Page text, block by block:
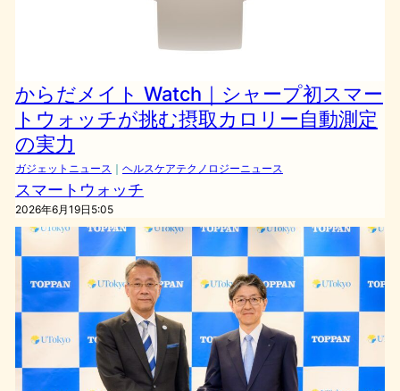
からだメイト Watch｜シャープ初スマー
トウォッチが挑む摂取カロリー自動測定
の実力
ガジェットニュース ｜ ヘルスケアテクノロジーニュース
スマートウォッチ
2026年6月19日5:05